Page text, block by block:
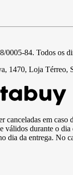
0005-84. Todos os
1470, Loja Térreo,
canceladas em
válidos durante o
dia da entrega. No